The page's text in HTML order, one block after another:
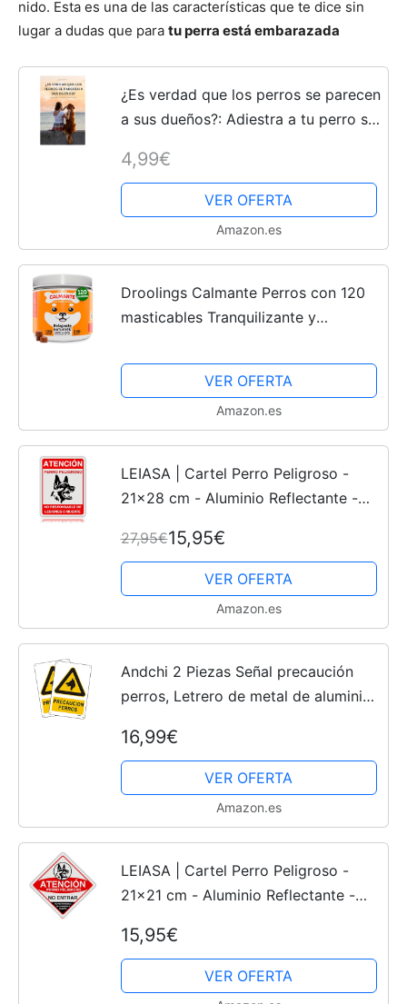
nido. Esta es una de las características que te dice sin
lugar a dudas que para tu perra está embarazada
¿Es verdad que los perros se parecen
a sus dueños?: Adiestra a tu perro si
4,99€
VER OFERTA
Amazon.es
Droolings Calmante Perros con 120
masticables Tranquilizante y
Ansiedad Viajes Estrés o Fuegos
Artificiales
VER OFERTA
Amazon.es
LEIASA | Cartel Perro Peligroso -
21x28 cm - Aluminio Reflectante -
Perros - Apto Exterior e Interior -
Impresión UV - Letrero...
27,95€15,95€
VER OFERTA
Amazon.es
Andchi 2 Piezas Señal precaución
perros, Letrero de metal de aluminio,
decoloración, 20 x 30 cm
16,99€
VER OFERTA
Amazon.es
LEIASA | Cartel Perro Peligroso -
21x21 cm - Aluminio Reflectante -
Perros - Apto Exterior - Impresión
UV - Señal Aviso Perros...
15,95€
VER OFERTA